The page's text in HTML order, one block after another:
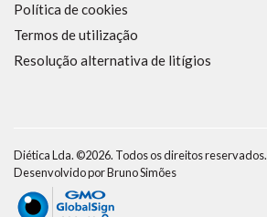
Política de cookies
Termos de utilização
Resolução alternativa de litígios
Diética Lda. ©2026. Todos os direitos reservados.
Desenvolvido porBruno Simões